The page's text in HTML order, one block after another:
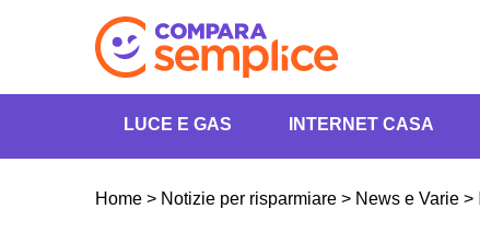
LUCE E GAS INTERNET CASA
Home > Notizie per risparmiare > News e Varie >